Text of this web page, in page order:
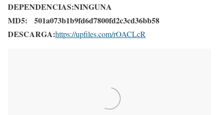
DEPENDENCIAS:NINGUNA
MD5: 501a073b1b9fd6d7800fd2c3cd36bb58
DESCARGA:https://upfiles.com/rOACLcR